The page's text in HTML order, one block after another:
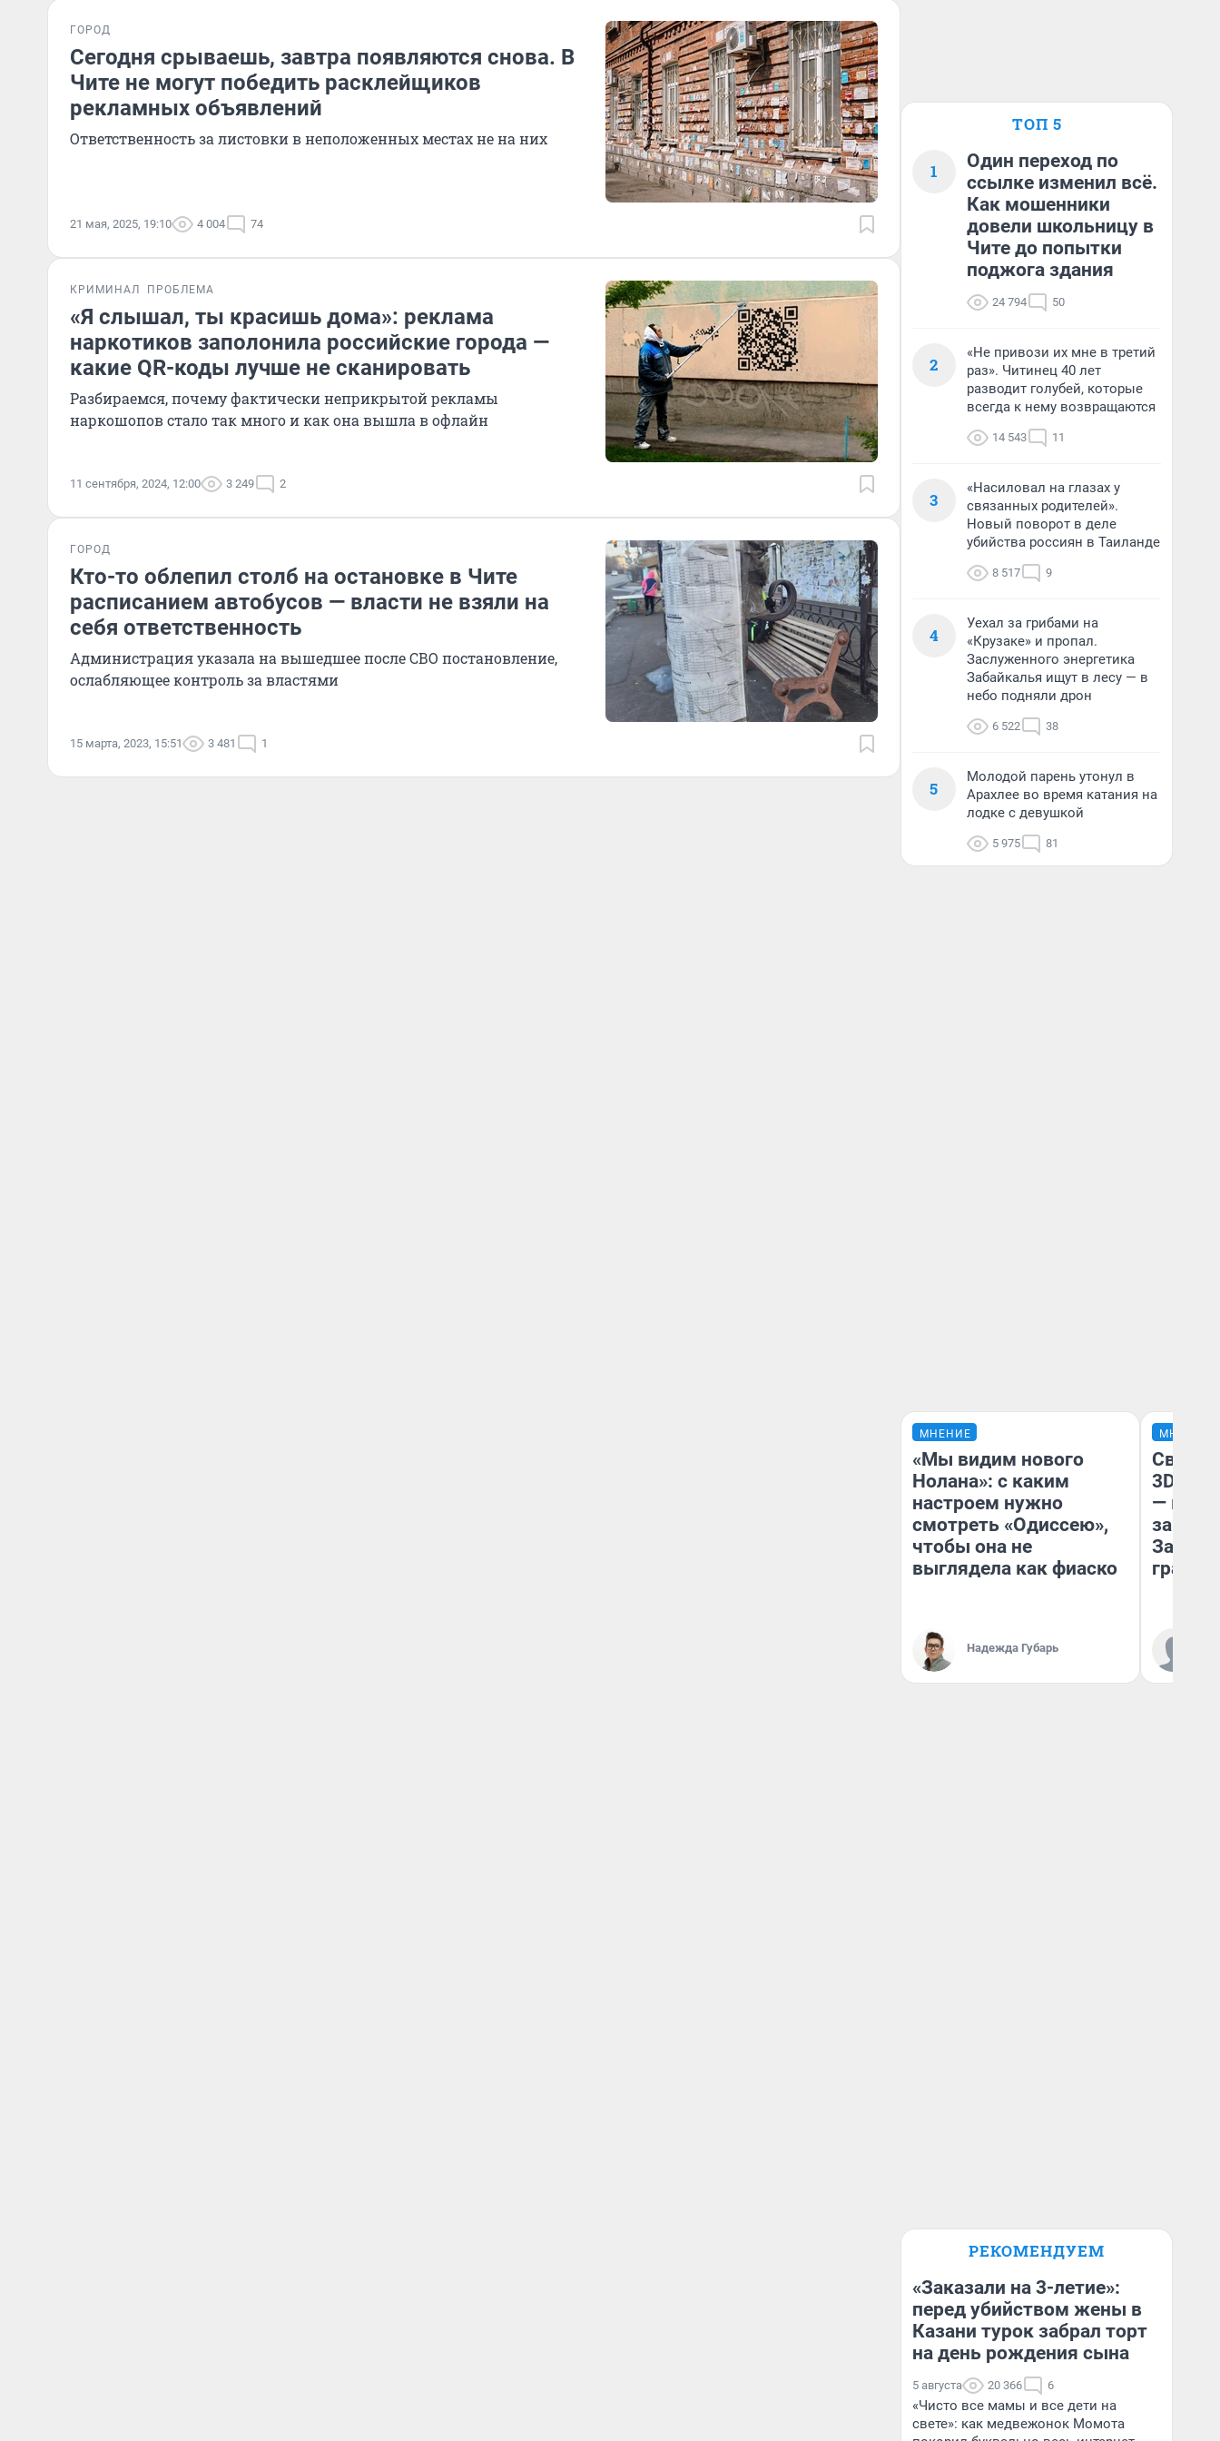
ГОРОД
Сегодня срываешь, завтра появляются снова. В
Чите не могут победить расклейщиков
рекламных объявлений
Ответственность за листовки в неположенных местах не на них
21 мая, 2025, 19:10 4 004 74
КРИМИНАЛ ПРОБЛЕМА
«Я слышал, ты красишь дома»: реклама
наркотиков заполонила российские города —
какие QR-коды лучше не сканировать
Разбираемся, почему фактически неприкрытой рекламы
наркошопов стало так много и как она вышла в офлайн
11 сентября, 2024, 12:00 3 249 2
ГОРОД
Кто-то облепил столб на остановке в Чите
расписанием автобусов — власти не взяли на
себя ответственность
Администрация указала на вышедшее после СВО постановление,
ослабляющее контроль за властями
15 марта, 2023, 15:51 3 481 1
ТОП 5
1
Один переход по
ссылке изменил всё.
Как мошенники
довели школьницу в
Чите до попытки
поджога здания
24 794 50
2
«Не привози их мне в третий
раз». Читинец 40 лет
разводит голубей, которые
всегда к нему возвращаются
14 543 11
3
«Насиловал на глазах у
связанных родителей».
Новый поворот в деле
убийства россиян в Таиланде
8 517 9
4
Уехал за грибами на
«Крузаке» и пропал.
Заслуженного энергетика
Забайкалья ищут в лесу — в
небо подняли дрон
6 522 38
5
Молодой парень утонул в
Арахлее во время катания на
лодке с девушкой
5 975 81
МНЕНИЕ
«Мы видим нового
Нолана»: с каким
настроем нужно
смотреть «Одиссею»,
чтобы она не
выглядела как фиаско
Надежда Губарь
МНЕНИЕ
— как
РЕКОМЕНДУЕМ
«Заказали на 3-летие»:
перед убийством жены в
Казани турок забрал торт
на день рождения сына
5 августа 20 366 6
«Чисто все мамы и все дети на
свете»: как медвежонок Момота